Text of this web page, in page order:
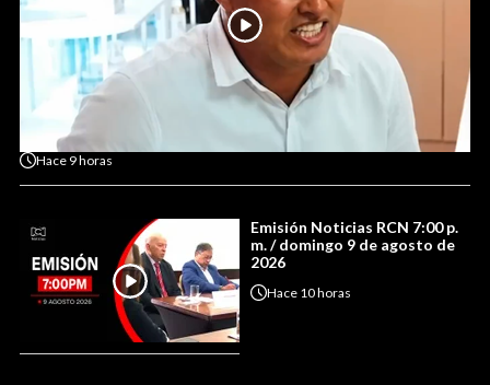
Hace 9 horas
Emisión Noticias RCN 7:00 p.
m. / domingo 9 de agosto de
2026
Hace 10 horas